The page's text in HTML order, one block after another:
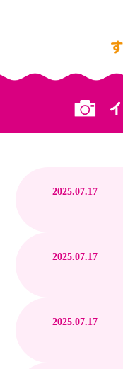
2025.07.17
2025.07.17
2025.07.17